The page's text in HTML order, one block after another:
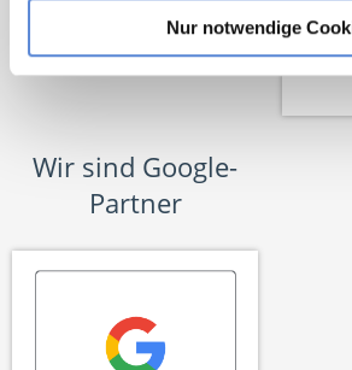
Nur notwendige
Wir sind Google-
Partner